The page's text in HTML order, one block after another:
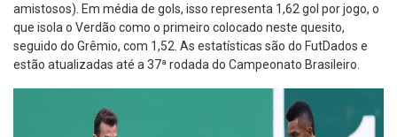
amistosos). Em média de gols, isso representa 1,62 gol por jogo, o
que isola o Verdão como o primeiro colocado neste quesito,
seguido do Grêmio, com 1,52. As estatísticas são do FutDados e
estão atualizadas até a 37ª rodada do Campeonato Brasileiro.